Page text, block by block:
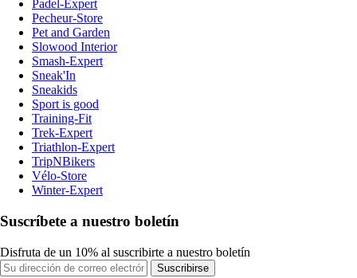
Padel-Expert
Pecheur-Store
Pet and Garden
Slowood Interior
Smash-Expert
Sneak'In
Sneakids
Sport is good
Training-Fit
Trek-Expert
Triathlon-Expert
TripNBikers
Vélo-Store
Winter-Expert
Suscríbete a nuestro boletín
Disfruta de un 10% al suscribirte a nuestro boletín
Suscribirse